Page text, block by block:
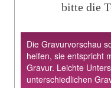
bitte die
Die Gravurvorschau
helfen, sie entspricht
Gravur. Leichte
unterschiedlichen